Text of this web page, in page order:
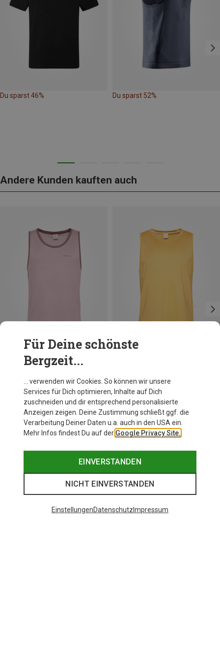
Du sparst 46% Du sparst 52%
Andere Kunden kauften auch
Herren Palau Carabiner Logo Tanktop
CHF 44.95
M XL
Für Deine schönste
Bergzeit...
… verwenden wir Cookies. So können wir unsere
Services für Dich optimieren, Inhalte auf Dich
zuschneiden und dir entsprechend personalisierte
Anzeigen zeigen. Deine Zustimmung schließt ggf. die
Verarbeitung Deiner Daten u.a. auch in den USA ein.
Mehr Infos findest Du auf der Google Privacy Site.
EINVERSTANDEN
NICHT EINVERSTANDEN
EinstellungenDatenschutz Impressum